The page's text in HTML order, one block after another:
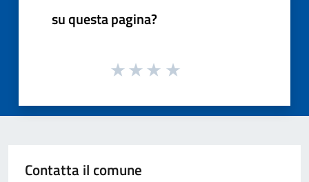
su questa pagina?
Contatta il comune